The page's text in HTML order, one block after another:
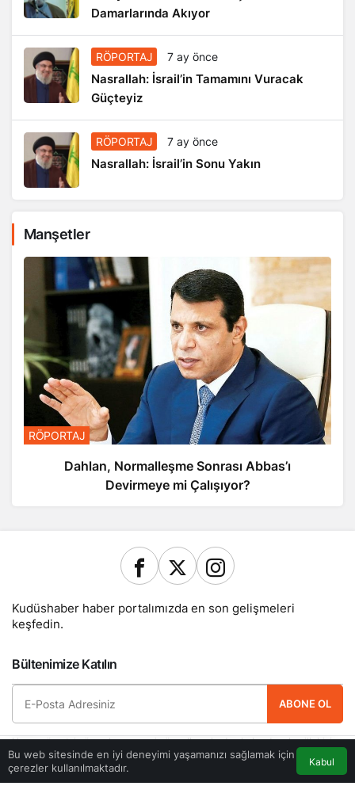
Damarlarında Akıyor
RÖPORTAJ 7 ay önce
Nasrallah: İsrail’in Tamamını Vuracak
Güçteyiz
RÖPORTAJ 7 ay önce
Nasrallah: İsrail’in Sonu Yakın
Manşetler
RÖPORTAJ
Dahlan, Normalleşme Sonrası Abbas’ı
Devirmeye mi Çalışıyor?
Bu web sitesinde en iyi deneyimi yaşamanızı sağlamak için
çerezler kullanılmaktadır.
Kabul
Kudüshaber haber portalımızda en son gelişmeleri
keşfedin.
Bültenimize Katılın
ABONE OL
Hemen ücretsiz üye olun ve yeni güncellemelerden haberdar olan ilk kişi
olun.
Anasayfa Akış Trafik